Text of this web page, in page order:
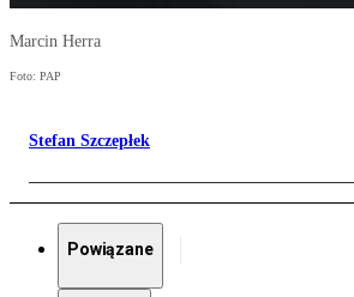
Marcin Herra
Foto: PAP
Stefan Szczepłek
Powiązane